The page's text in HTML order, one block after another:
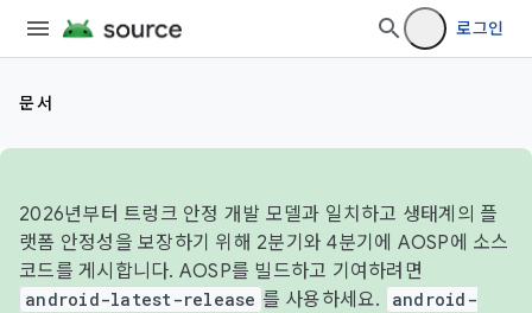
로그인
문서
2026년부터 트렁크 안정 개발 모델과 일치하고 생태계의 플
랫폼 안정성을 보장하기 위해 2분기와 4분기에 AOSP에 소스
코드를 게시합니다. AOSP를 빌드하고 기여하려면
android-latest-release 를 사용하세요.
android-